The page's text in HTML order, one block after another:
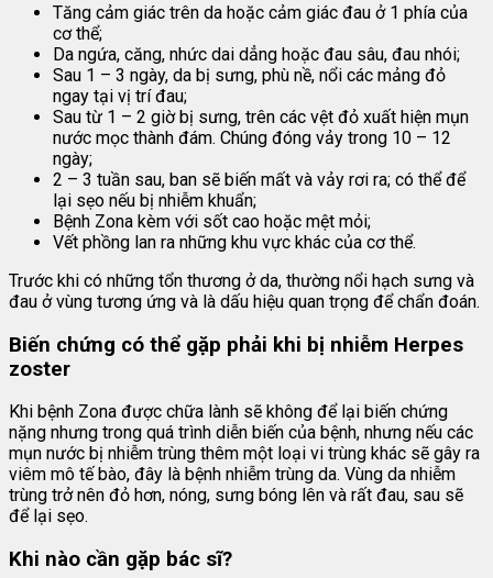
Tăng cảm giác trên da hoặc cảm giác đau ở 1 phía của
cơ thể;
Da ngứa, căng, nhức dai dẳng hoặc đau sâu, đau nhói;
Sau 1 – 3 ngày, da bị sưng, phù nề, nổi các mảng đỏ
ngay tại vị trí đau;
Sau từ 1 – 2 giờ bị sưng, trên các vệt đỏ xuất hiện mụn
nước mọc thành đám. Chúng đóng vảy trong 10 – 12
ngày;
2 – 3 tuần sau, ban sẽ biến mất và vảy rơi ra; có thể để
lại sẹo nếu bị nhiễm khuẩn;
Bệnh Zona kèm với sốt cao hoặc mệt mỏi;
Vết phồng lan ra những khu vực khác của cơ thể.
Trước khi có những tổn thương ở da, thường nổi hạch sưng và
đau ở vùng tương ứng và là dấu hiệu quan trọng để chẩn đoán.
Biến chứng có thể gặp phải khi bị nhiễm Herpes
zoster
Khi bệnh Zona được chữa lành sẽ không để lại biến chứng
nặng nhưng trong quá trình diễn biến của bệnh, nhưng nếu các
mụn nước bị nhiễm trùng thêm một loại vi trùng khác sẽ gây ra
viêm mô tế bào, đây là bệnh nhiễm trùng da. Vùng da nhiễm
trùng trở nên đỏ hơn, nóng, sưng bóng lên và rất đau, sau sẽ
để lại sẹo.
Khi nào cần gặp bác sĩ?